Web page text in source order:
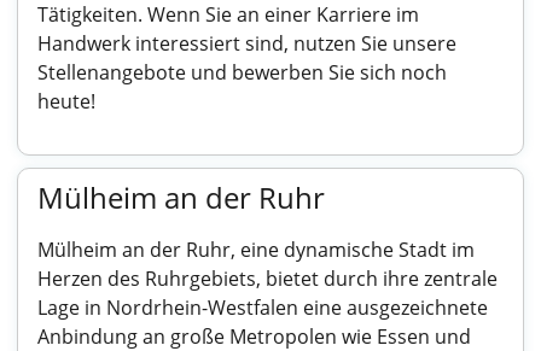
Tätigkeiten. Wenn Sie an einer Karriere im
Handwerk interessiert sind, nutzen Sie unsere
Stellenangebote und bewerben Sie sich noch
heute!
Mülheim an der Ruhr
Mülheim an der Ruhr, eine dynamische Stadt im
Herzen des Ruhrgebiets, bietet durch ihre zentrale
Lage in Nordrhein-Westfalen eine ausgezeichnete
Anbindung an große Metropolen wie Essen und